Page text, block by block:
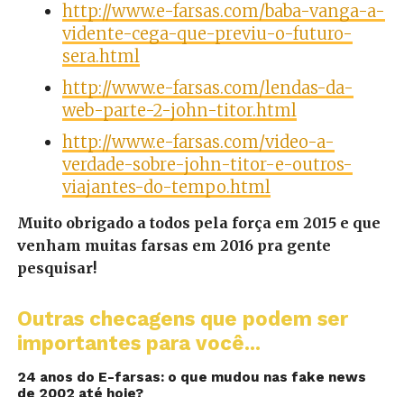
http://www.e-farsas.com/baba-vanga-a-
vidente-cega-que-previu-o-futuro-
sera.html
http://www.e-farsas.com/lendas-da-
web-parte-2-john-titor.html
http://www.e-farsas.com/video-a-
verdade-sobre-john-titor-e-outros-
viajantes-do-tempo.html
Muito obrigado a todos pela força em 2015 e que
venham muitas farsas em 2016 pra gente
pesquisar!
Outras checagens que podem ser
importantes para você...
24 anos do E-farsas: o que mudou nas fake news